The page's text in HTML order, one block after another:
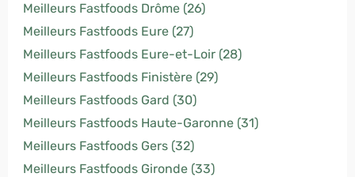
Meilleurs Fastfoods Drôme (26)
Meilleurs Fastfoods Eure (27)
Meilleurs Fastfoods Eure-et-Loir (28)
Meilleurs Fastfoods Finistère (29)
Meilleurs Fastfoods Gard (30)
Meilleurs Fastfoods Haute-Garonne (31)
Meilleurs Fastfoods Gers (32)
Meilleurs Fastfoods Gironde (33)